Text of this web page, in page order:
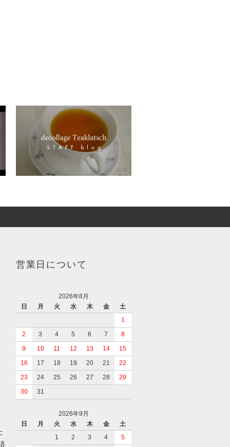
営業日について
2026年8月
日
月 火 水 木 金
土
1
2
3 4 5 6 7
8
9
10 11 12 13 14
15
16
17 18 19 20 21
22
23
24 25 26 27 28
29
30
31
2026年9月
日
月 火 水 木 金
土
1
2 3 4 5